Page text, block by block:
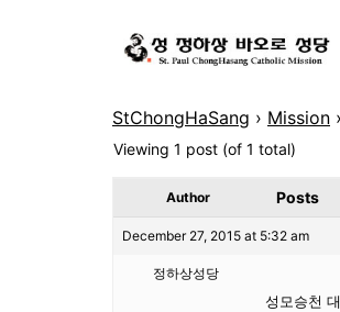
StChongHaSang › Mission ›
Viewing 1 post (of 1 total)
Author Posts
December 27, 2015 at 5:32 am
정하상성당
성모승천